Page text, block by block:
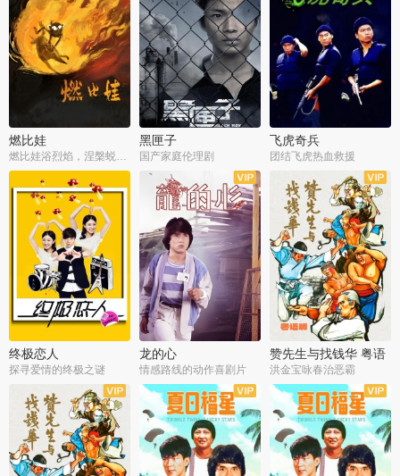
燃比娃
燃比娃浴烈焰，涅槃蜕变成人
黑匣子
国产家庭伦理剧
飞虎奇兵
团结飞虎热血救援
终极恋人
探寻爱情的终极之谜
龙的心
情感路线的动作喜剧片
赞先生与找钱华 粤语
版
洪金宝咏春治恶霸